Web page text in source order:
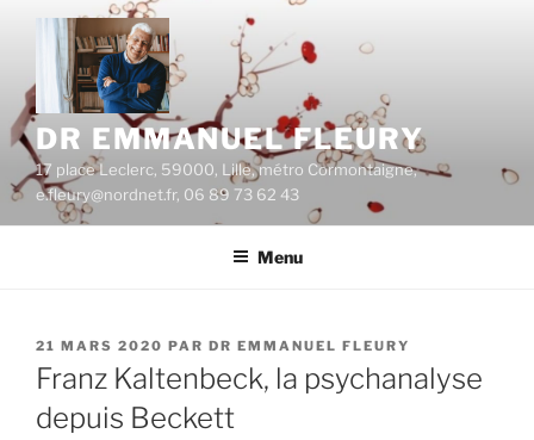
Aller
contenu
principal
DR EMMANUEL FLEURY
17 place Leclerc, 59000, Lille, métro Cormontaigne,
e.fleury@nordnet.fr, 06 89 73 62 43
Menu
PUBLIÉ
LE
21 MARS 2020 PAR DR EMMANUEL FLEURY
Franz Kaltenbeck, la psychanalyse
depuis Beckett